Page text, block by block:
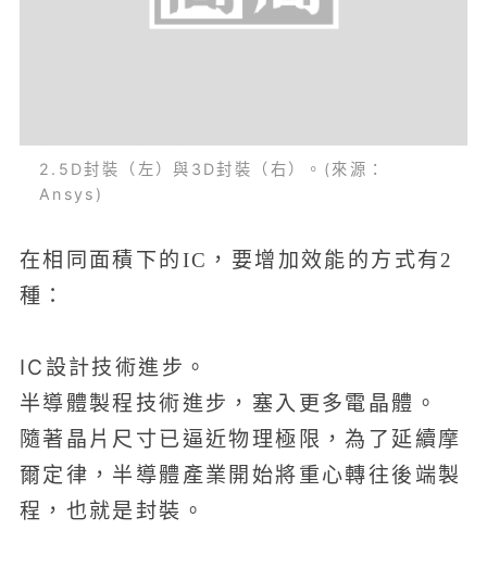
2.5D封裝（左）與3D封裝（右）。(來源：
Ansys)
在相同面積下的IC，要增加效能的方式有2
種：
IC設計技術進步。
半導體製程技術進步，塞入更多電晶體。
隨著晶片尺寸已逼近物理極限，為了延續摩
爾定律，半導體產業開始將重心轉往後端製
程，也就是封裝。